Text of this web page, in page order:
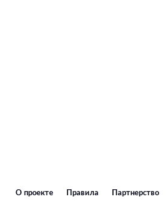
О проекте Правила Партнерство